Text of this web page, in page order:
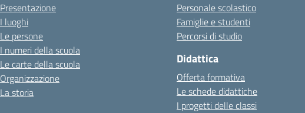
Presentazione
I luoghi
Le persone
I numeri della scuola
Le carte della scuola
Organizzazione
La storia
Personale scolastico
Famiglie e studenti
Percorsi di studio
Didattica
Offerta formativa
Le schede didattiche
I progetti delle classi